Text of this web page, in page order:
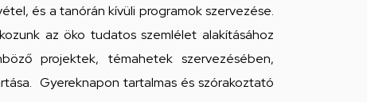
és a tanórán kívüli programok szervezése.
az öko tudatos szemlélet alakításához
projektek, témahetek szervezésében,
Gyereknapon tartalmas és szórakoztató